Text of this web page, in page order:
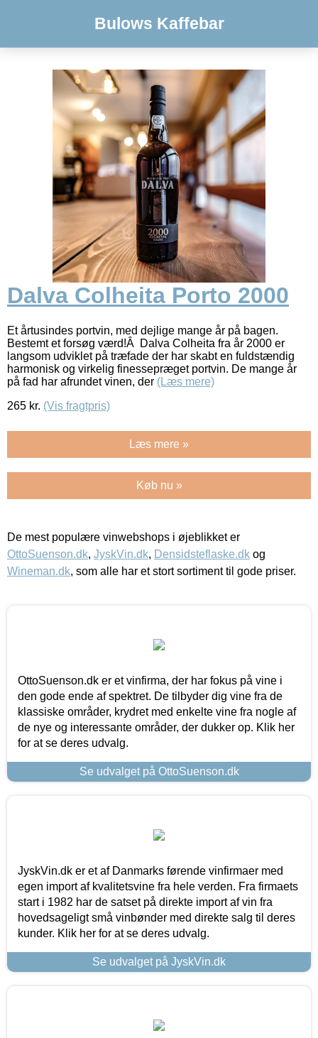
Bulows Kaffebar
Dalva Colheita Porto 2000
Et årtusindes portvin, med dejlige mange år på bagen.
Bestemt et forsøg værd!Â Dalva Colheita fra år 2000 er
langsom udviklet på træfade der har skabt en fuldstændig
harmonisk og virkelig finessepræget portvin. De mange år
på fad har afrundet vinen, der (Læs mere)
265 kr. (Vis fragtpris)
Læs mere »
Køb nu »
De mest populære vinwebshops i øjeblikket er
OttoSuenson.dk, JyskVin.dk, Densidsteflaske.dk og
Wineman.dk, som alle har et stort sortiment til gode priser.
OttoSuenson.dk er et vinfirma, der har fokus på vine i
den gode ende af spektret. De tilbyder dig vine fra de
klassiske områder, krydret med enkelte vine fra nogle af
de nye og interessante områder, der dukker op. Klik her
for at se deres udvalg.
Se udvalget på OttoSuenson.dk
JyskVin.dk er et af Danmarks førende vinfirmaer med
egen import af kvalitetsvine fra hele verden. Fra firmaets
start i 1982 har de satset på direkte import af vin fra
hovedsageligt små vinbønder med direkte salg til deres
kunder. Klik her for at se deres udvalg.
Se udvalget på JyskVin.dk